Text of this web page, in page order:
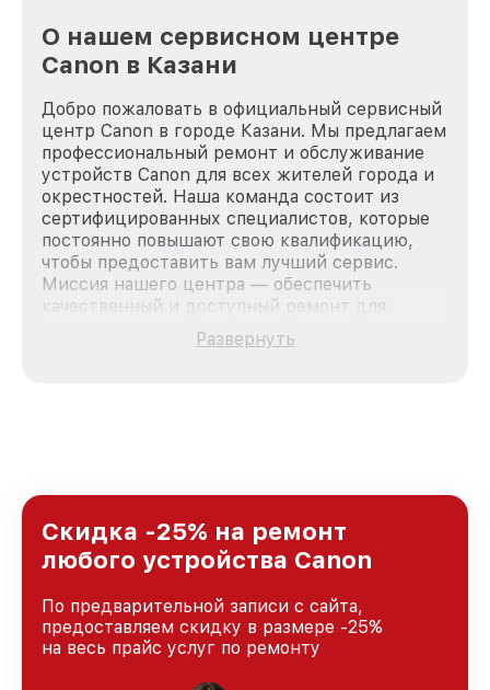
О нашем сервисном центре
Canon в Казани
Добро пожаловать в официальный сервисный
центр Canon в городе Казани. Мы предлагаем
профессиональный ремонт и обслуживание
устройств Canon для всех жителей города и
окрестностей. Наша команда состоит из
сертифицированных специалистов, которые
постоянно повышают свою квалификацию,
чтобы предоставить вам лучший сервис.
Миссия нашего центра — обеспечить
качественный и доступный ремонт для
каждого пользователя продукции Canon, вне
зависимости от сложности поломки. Мы
Развернуть
Скидка -25% на ремонт
любого устройства Canon
По предварительной записи с сайта,
предоставляем скидку в размере -25%
на весь прайс услуг по ремонту